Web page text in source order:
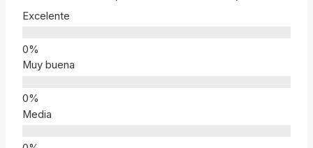
Excelente
Muy buena
Media